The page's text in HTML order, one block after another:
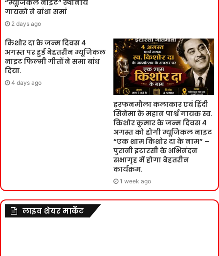
“म्यूजिकल नाइट” स्थानीय
गायको ने बांधा समां
2 days ago
किशोर दा के जन्म दिवस 4
अगस्त पर हुई बेहतरीन म्यूजिकल
नाइट फिल्मी गीतों ने समा बांध
दिया.
4 days ago
हरफनमौला कलाकार एवं हिंदी
सिनेमा के महान पार्श्व गायक स्व.
किशोर कुमार के जन्म दिवस 4
अगस्त को होगी म्यूजिकल नाइट
“एक शाम किशोर दा के नाम” –
पुरानी इटारसी के अभिनंदन
सभागृह में होगा बेहतरीन
कार्यक्रम.
1 week ago
लाइव शेयर मार्केट